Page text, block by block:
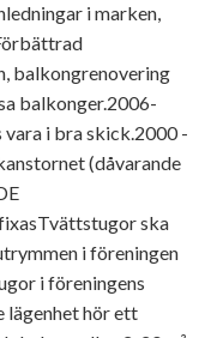
i marken,
balkongrenovering
balkonger.2006-
vara i bra skick.2000 -
(dåvarande
ska
i föreningen
i föreningens
lägenhet hör ett